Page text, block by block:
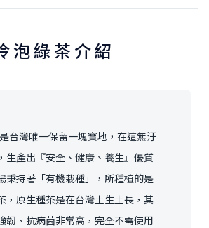
泡 綠 茶 介 紹
台灣唯一保留一塊寶地，在這無汙
生產出『安全、健康、養生』優質
秉持著「有機栽種」，所種植的是
，原生種茶是在台灣土生土長，其
韌、抗病菌非常高，完全不需使用